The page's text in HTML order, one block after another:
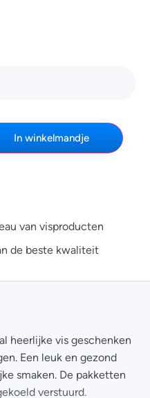
In winkelmandje
van visproducten
de beste kwaliteit
heerlijke vis geschenken
Een leuk en gezond
smaken. De pakketten
verstuurd.